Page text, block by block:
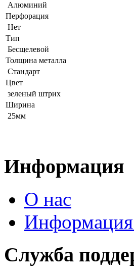
Алюминий
Перфорация
Нет
Тип
Бесщелевой
Толщина металла
Стандарт
Цвет
зеленый штрих
Ширина
25мм
Информация
О нас
Информация
Служба